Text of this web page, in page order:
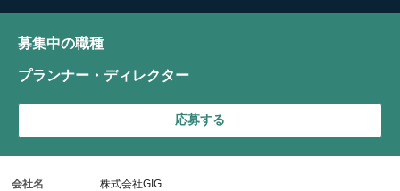
募集中の職種
プランナー・ディレクター
応募する
会社名 株式会社GIG